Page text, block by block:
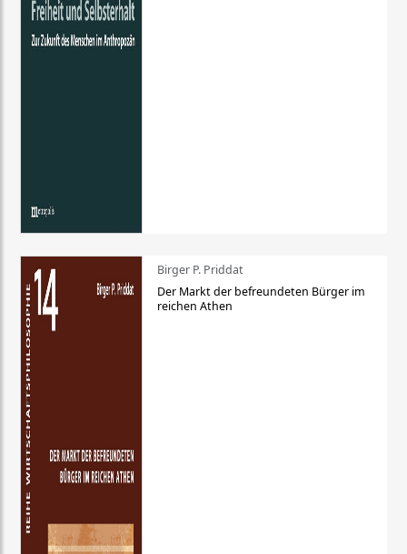
Birger P. Priddat
Der Markt der befreundeten Bürger im
reichen Athen